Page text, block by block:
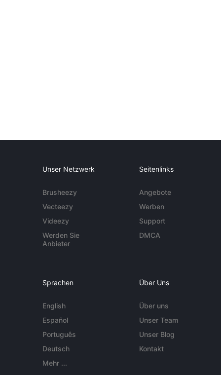
Unser Netzwerk
Brusheezy
Vecteezy
Videezy
Werden Sie
Anbieter
Seitenlinks
Angebote
Werben
Support
DMCA
Sprachen
English
Español
Português
Deutsch
Mehr ...
Über Uns
Über uns
Unser Team
Unser Blog
Kontakt